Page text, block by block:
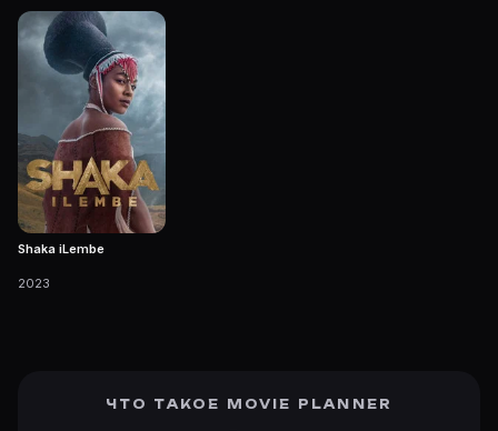
Shaka iLembe
2023
ЧТО ТАКОЕ MOVIE PLANNER